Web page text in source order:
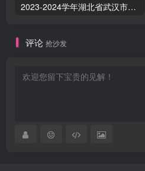
2023-2024学年湖北省武汉市九年级上学期化学期末试题及答案A卷(Word版)
评论 抢沙发